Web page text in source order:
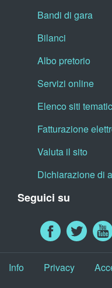
Bandi di gara
Bilanci
Albo pretorio
Servizi online
Elenco siti
Fatturazione
Valuta il sito
Dichiarazione di
Seguici su
Info Privacy